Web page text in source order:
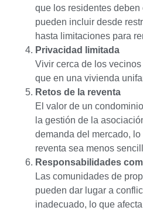
que los residentes deben
pueden incluir desde
hasta limitaciones para
Privacidad limitada
Vivir cerca de los
que en una vivienda
Retos de la reventa
El valor de un
la gestión de la
demanda del mercado,
reventa sea menos
Responsabilidades
Las comunidades de
pueden dar lugar a
inadecuado, lo que